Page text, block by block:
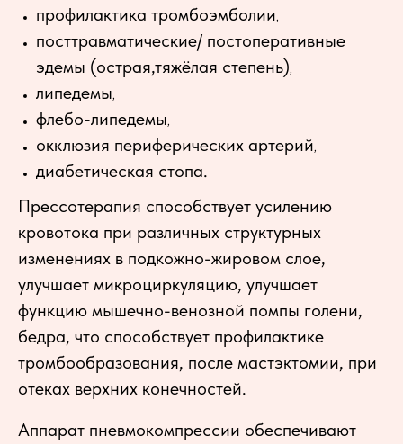
профилактика тромбоэмболии,
посттравматические/ постоперативные
эдемы (острая,тяжёлая степень),
липедемы,
флебо-липедемы,
окклюзия периферических артерий,
диабетическая стопа.
Прессотерапия способствует усилению
кровотока при различных структурных
изменениях в подкожно-жировом слое,
улучшает микроциркуляцию, улучшает
функцию мышечно-венозной помпы голени,
бедра, что способствует профилактике
тромбообразования, после мастэктомии, при
отеках верхних конечностей.
Аппарат пневмокомпрессии обеспечивают